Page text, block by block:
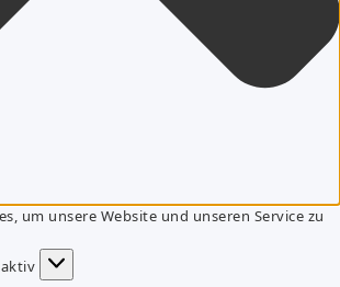
um unsere Website und unseren Service zu